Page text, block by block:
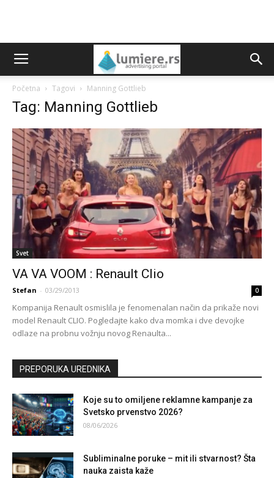
Početna Tagovi Manning Gottlieb
Tag: Manning Gottlieb
Svet
VA VA VOOM : Renault Clio
Stefan - 03/29/2013 0
Kompanija Renault osmislila je fenomenalan način da prikaže novi
model Renault CLIO. Pogledajte kako dva momka i dve devojke
odlaze na probnu vožnju novog Renaulta...
PREPORUKA UREDNIKA
Koje su to omiljene reklamne kampanje za
Svetsko prvenstvo 2026?
08/06/2026
Subliminalne poruke – mit ili stvarnost? Šta
nauka zaista kaže